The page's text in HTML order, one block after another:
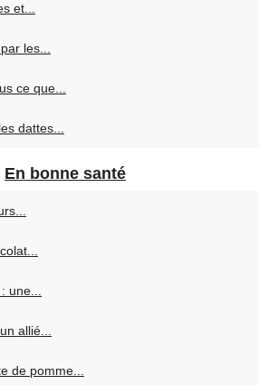
et...
les...
ce que...
dattes...
En bonne santé
une...
allié...
de pomme...